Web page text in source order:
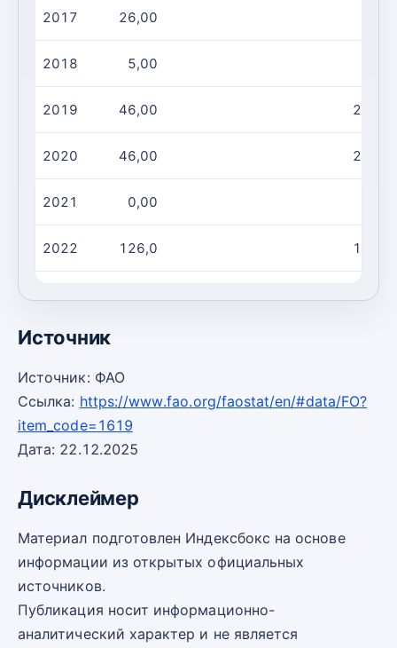
2017 26,00
2018 5,00
2019 46,00 27,00
2020 46,00 27,00
2021 0,00
2022 126,0 15,00
15,00
Источник
Источник: ФАО
Ссылка: https://www.fao.org/faostat/en/#data/FO?
item_code=1619
Дата: 22.12.2025
Дисклеймер
Материал подготовлен Индексбокс на основе
информации из открытых официальных
источников.
Публикация носит информационно-
аналитический характер и не является